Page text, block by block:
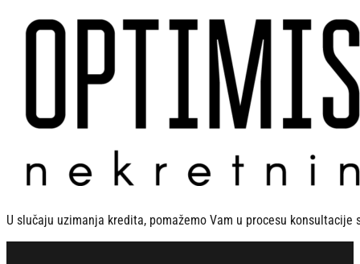
U slučaju uzimanja kredita, pomažemo Vam u procesu